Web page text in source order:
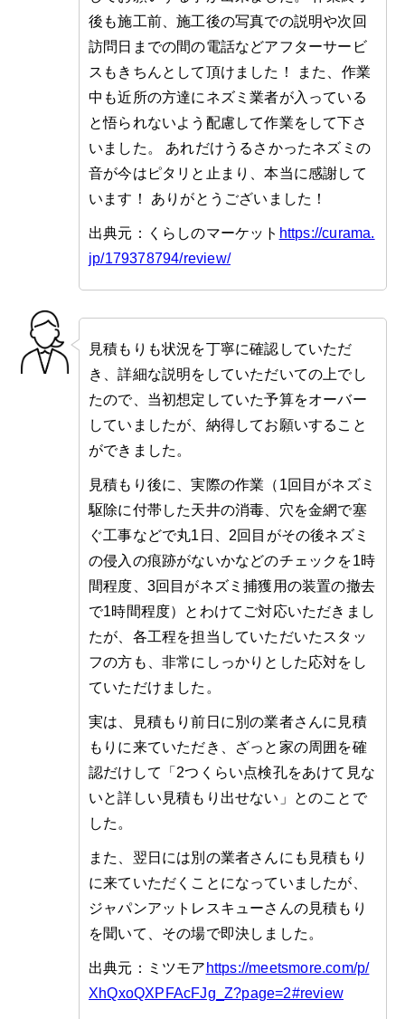
後も施工前、施工後の写真での説明や次回
訪問日までの間の電話などアフターサービ
スもきちんとして頂けました！ また、作業
中も近所の方達にネズミ業者が入っている
と悟られないよう配慮して作業をして下さ
いました。 あれだけうるさかったネズミの
音が今はピタリと止まり、本当に感謝して
います！ ありがとうございました！
出典元：くらしのマーケット https://curama.
jp/179378794/review/
見積もりも状況を丁寧に確認していただ
き、詳細な説明をしていただいての上でし
たので、当初想定していた予算をオーバー
していましたが、納得してお願いすること
ができました。
見積もり後に、実際の作業（1回目がネズミ
駆除に付帯した天井の消毒、穴を金網で塞
ぐ工事などで丸1日、2回目がその後ネズミ
の侵入の痕跡がないかなどのチェックを1時
間程度、3回目がネズミ捕獲用の装置の撤去
で1時間程度）とわけてご対応いただきまし
たが、各工程を担当していただいたスタッ
フの方も、非常にしっかりとした応対をし
ていただけました。
実は、見積もり前日に別の業者さんに見積
もりに来ていただき、ざっと家の周囲を確
認だけして「2つくらい点検孔をあけて見な
いと詳しい見積もり出せない」とのことで
した。
また、翌日には別の業者さんにも見積もり
に来ていただくことになっていましたが、
ジャパンアットレスキューさんの見積もり
を聞いて、その場で即決しました。
出典元：ミツモア https://meetsmore.com/p/
XhQxoQXPFAcFJg_Z?page=2#review